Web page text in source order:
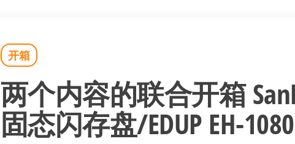
开箱
两个内容的联合开箱
固态闪存盘/EDUP EH-